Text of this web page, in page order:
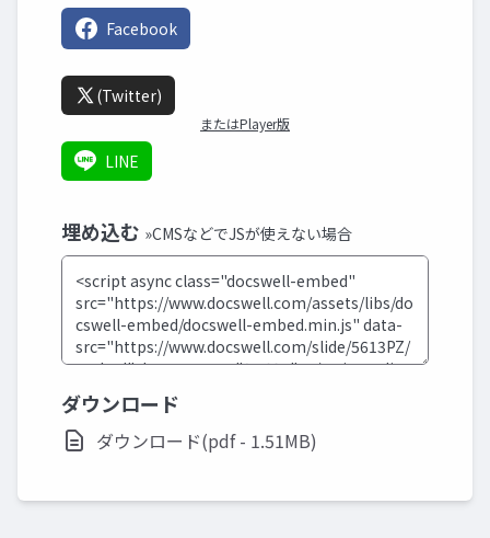
Facebook
(Twitter)
またはPlayer版
LINE
埋め込む »CMSなどでJSが使えない場合
ダウンロード
ダウンロード(pdf - 1.51MB)